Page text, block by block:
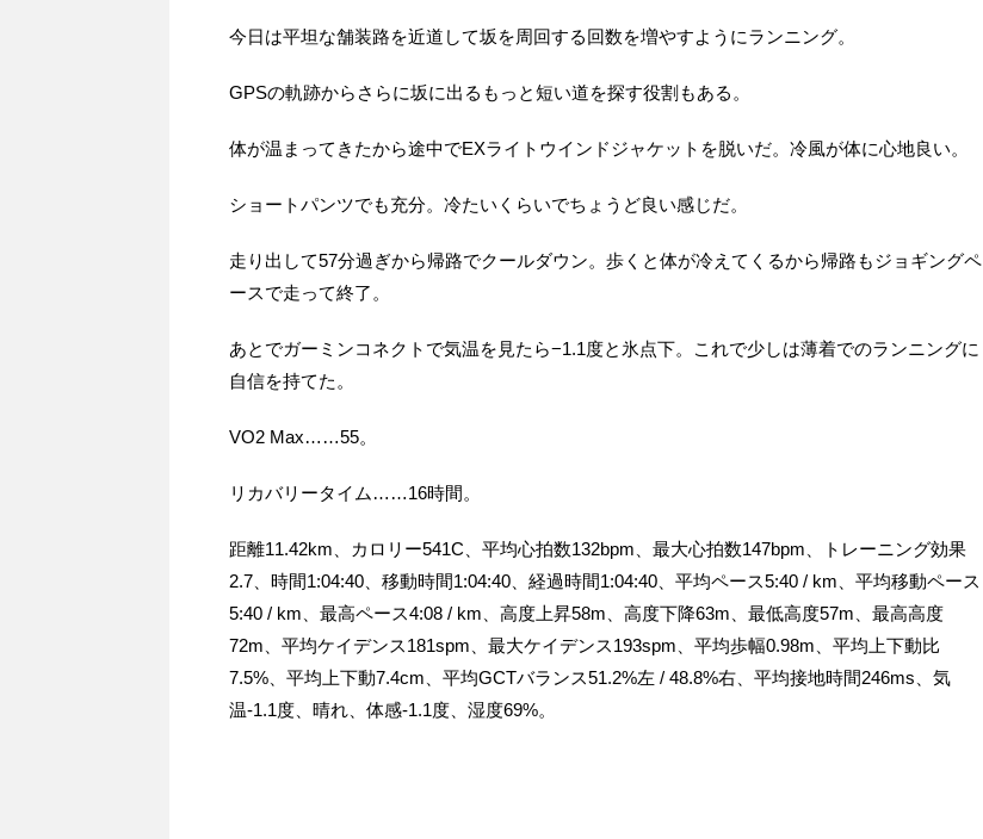
今日は平坦な舗装路を近道して坂を周回する回数を増やすようにランニング。
GPSの軌跡からさらに坂に出るもっと短い道を探す役割もある。
体が温まってきたから途中でEXライトウインドジャケットを脱いだ。冷風が体に心地良い。
ショートパンツでも充分。冷たいくらいでちょうど良い感じだ。
走り出して57分過ぎから帰路でクールダウン。歩くと体が冷えてくるから帰路もジョギングペ
ースで走って終了。
あとでガーミンコネクトで気温を見たら−1.1度と氷点下。これで少しは薄着でのランニングに
自信を持てた。
VO2 Max……55。
リカバリータイム……16時間。
距離11.42km、カロリー541C、平均心拍数132bpm、最大心拍数147bpm、トレーニング効果
2.7、時間1:04:40、移動時間1:04:40、経過時間1:04:40、平均ペース5:40 / km、平均移動ペース
5:40 / km、最高ペース4:08 / km、高度上昇58m、高度下降63m、最低高度57m、最高高度
72m、平均ケイデンス181spm、最大ケイデンス193spm、平均歩幅0.98m、平均上下動比
7.5%、平均上下動7.4cm、平均GCTバランス51.2%左 / 48.8%右、平均接地時間246ms、気
温-1.1度、晴れ、体感-1.1度、湿度69%。